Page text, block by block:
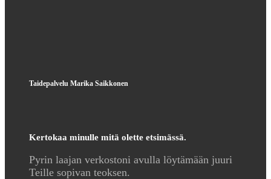
Taidepalvelu Marika Saikkonen
Kertokaa minulle mitä olette etsimässä.
Pyrin laajan verkostoni avulla löytämään juuri
Teille sopivan teoksen.